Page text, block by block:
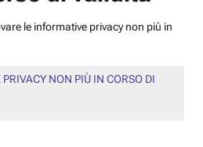
le informative privacy non più in
NON PIÙ IN CORSO DI